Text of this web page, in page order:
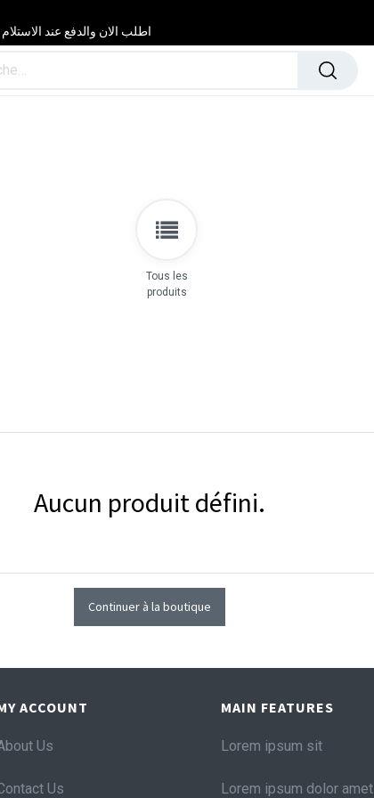
اطلب الان والدفع عند الاستلام اذا احتجت مساعدة 24/24 &
Tous les
produits
Aucun produit défini.
Continuer à la boutique
ACCOUNT
Us
Us
MAIN FEATURES
Lorem ipsum sit
Lorem ipsum dolor amet